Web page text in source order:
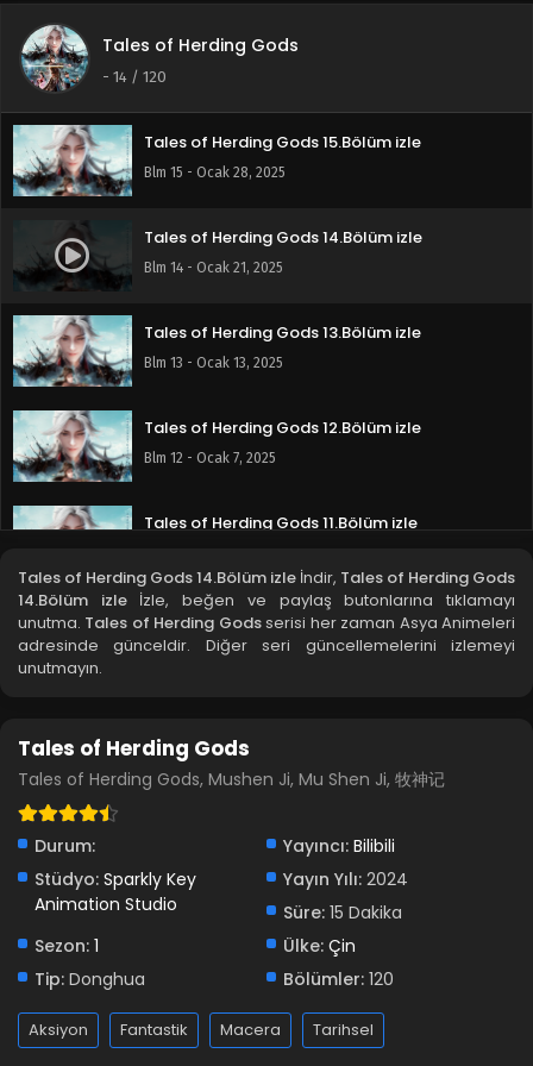
Tales of Herding Gods
- 14 / 120
Tales of Herding Gods 16.Bölüm izle
Blm 16 - Şubat 3, 2025
Tales of Herding Gods 15.Bölüm izle
Blm 15 - Ocak 28, 2025
Tales of Herding Gods 14.Bölüm izle
Blm 14 - Ocak 21, 2025
Tales of Herding Gods 13.Bölüm izle
Blm 13 - Ocak 13, 2025
Tales of Herding Gods 12.Bölüm izle
Blm 12 - Ocak 7, 2025
Tales of Herding Gods 11.Bölüm izle
Tales of Herding Gods 10.Bölüm izle
Blm 10 - Aralık 24, 2024
Blm 9 - Aralık 17, 2024
Blm 8 - Aralık 10, 2024
Tales of Herding Gods 7.Bölüm izle
Blm 6 - Kasım 26, 2024
Tales of Herding Gods 14.Bölüm izle İndir, Tales of Herding Gods
14.Bölüm izleİzle, beğen ve paylaş butonlarına tıklamayı
unutma. Tales of Herding Godsserisi her zaman Asya Animeleri
adresinde günceldir. Diğer seri güncellemelerini izlemeyi
unutmayın.
Tales of Herding Gods
Tales of Herding Gods, Mushen Ji, Mu Shen Ji, 牧神记
Durum: Yayıncı: Bilibili
Stüdyo: Sparkly Key
Animation Studio
Yayın Yılı: 2024
Süre: 15 Dakika
Sezon: 1 Ülke: Çin
Tip: Donghua Bölümler: 120
Aksiyon Fantastik Macera Tarihsel